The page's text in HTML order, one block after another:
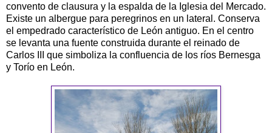
convento de clausura y la espalda de la Iglesia del Mercado.
Existe un albergue para peregrinos en un lateral. Conserva
el empedrado característico de León antiguo. En el centro
se levanta una fuente construida durante el reinado de
Carlos III que simboliza la confluencia de los ríos Bernesga
y Torío en León.